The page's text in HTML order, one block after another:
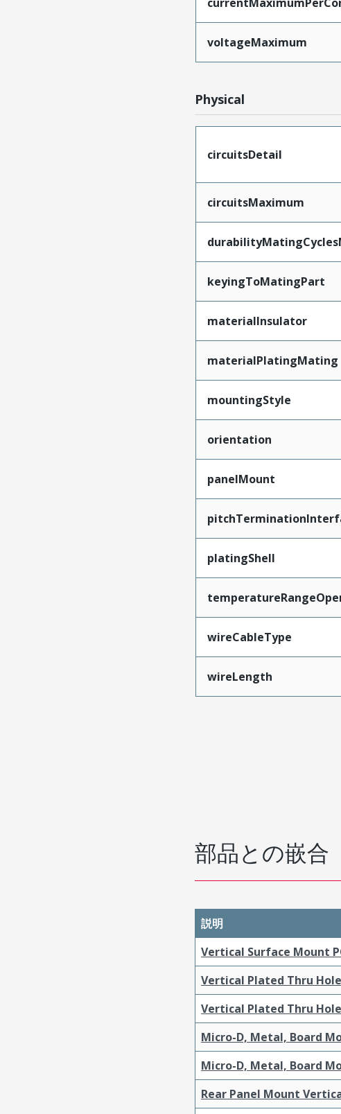
voltageMaximum
Physical
circuitsDetail
circuitsMaximum
keyingToMatingPart
materialInsulator
materialPlatingMating
mountingStyle
orientation
panelMount
platingShell
wireCableType
wireLength
部品との嵌合
説明
Vertical Surface Mount
Vertical Plated Thru
Vertical Plated Thru
Micro-D, Metal, Board
Micro-D, Metal, Board
Rear Panel Mount